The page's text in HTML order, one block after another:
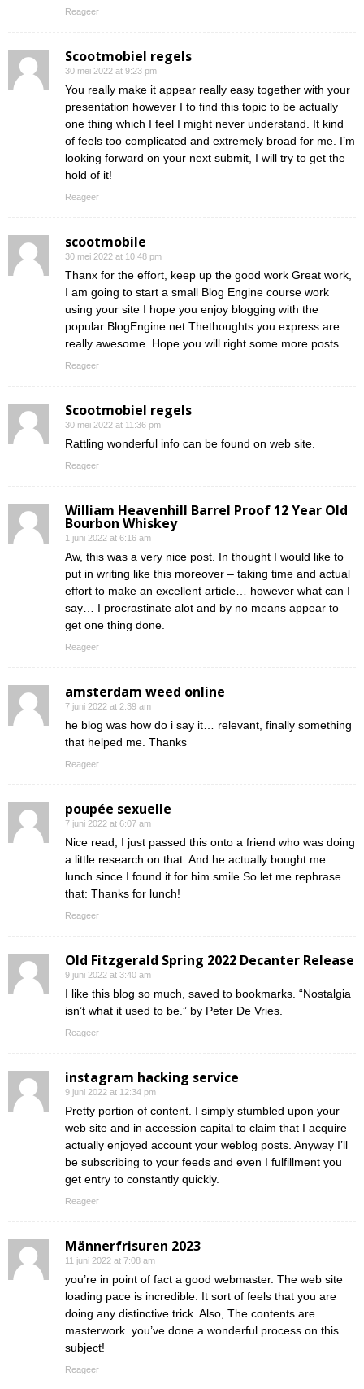
Reageer
Scootmobiel regels
30 mei 2022 at 9:23 pm
You really make it appear really easy together with your
presentation however I to find this topic to be actually
one thing which I feel I might never understand. It kind
of feels too complicated and extremely broad for me. I’m
looking forward on your next submit, I will try to get the
hold of it!
Reageer
scootmobile
30 mei 2022 at 10:48 pm
Thanx for the effort, keep up the good work Great work,
I am going to start a small Blog Engine course work
using your site I hope you enjoy blogging with the
popular BlogEngine.net.Thethoughts you express are
really awesome. Hope you will right some more posts.
Reageer
Scootmobiel regels
30 mei 2022 at 11:36 pm
Rattling wonderful info can be found on web site.
Reageer
William Heavenhill Barrel Proof 12 Year Old
Bourbon Whiskey
1 juni 2022 at 6:16 am
Aw, this was a very nice post. In thought I would like to
put in writing like this moreover – taking time and actual
effort to make an excellent article… however what can I
say… I procrastinate alot and by no means appear to
get one thing done.
Reageer
amsterdam weed online
7 juni 2022 at 2:39 am
he blog was how do i say it… relevant, finally something
that helped me. Thanks
Reageer
poupée sexuelle
7 juni 2022 at 6:07 am
Nice read, I just passed this onto a friend who was doing
a little research on that. And he actually bought me
lunch since I found it for him smile So let me rephrase
that: Thanks for lunch!
Reageer
Old Fitzgerald Spring 2022 Decanter Release
9 juni 2022 at 3:40 am
I like this blog so much, saved to bookmarks. “Nostalgia
isn’t what it used to be.” by Peter De Vries.
Reageer
instagram hacking service
9 juni 2022 at 12:34 pm
Pretty portion of content. I simply stumbled upon your
web site and in accession capital to claim that I acquire
actually enjoyed account your weblog posts. Anyway I’ll
be subscribing to your feeds and even I fulfillment you
get entry to constantly quickly.
Reageer
Männerfrisuren 2023
11 juni 2022 at 7:08 am
you’re in point of fact a good webmaster. The web site
loading pace is incredible. It sort of feels that you are
doing any distinctive trick. Also, The contents are
masterwork. you’ve done a wonderful process on this
subject!
Reageer